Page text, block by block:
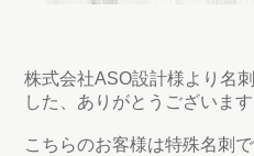
株式会社ASO設計様より名
した、ありがとうございます
こちらのお客様は特殊名刺